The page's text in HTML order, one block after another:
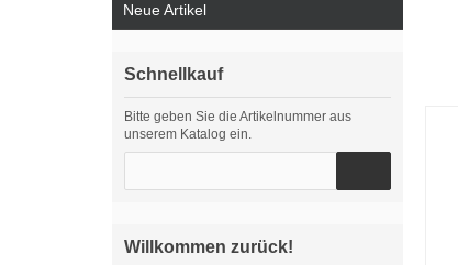
Neue Artikel
Schnellkauf
Bitte geben Sie die Artikelnummer aus
unserem Katalog ein.
Willkommen zurück!